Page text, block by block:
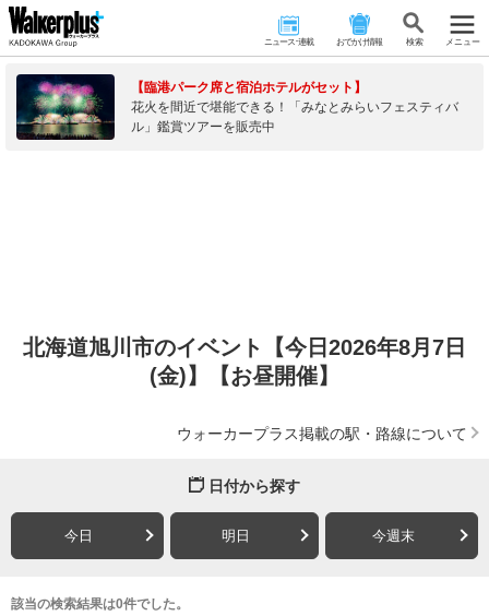
ニュース･連載 おでかけ情報 検 索 メニュー
【臨港パーク席と宿泊ホテルがセット】
花火を間近で堪能できる！「みなとみらいフェスティバ
ル」鑑賞ツアーを販売中
北海道旭川市のイベント【今日2026年8月7日
(金)】【お昼開催】
ウォーカープラス掲載の駅・路線について
日付から探す
今日 明日 今週末
該当の検索結果は0件でした。